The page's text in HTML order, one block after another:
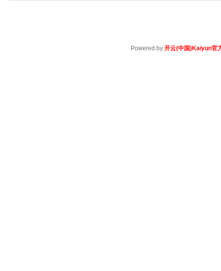
Powered by 开云(中国)Kaiyun官